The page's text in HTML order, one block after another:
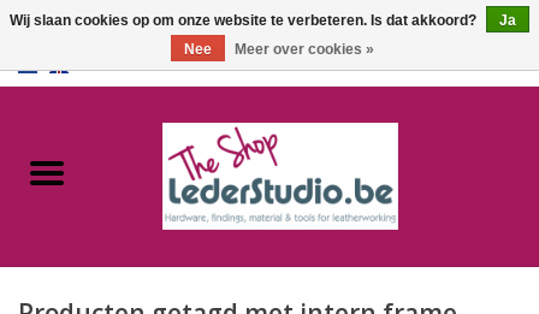
Catalogus
Wij slaan cookies op om onze website te verbeteren. Is dat akkoord?
Ja
Nee
Meer over cookies »